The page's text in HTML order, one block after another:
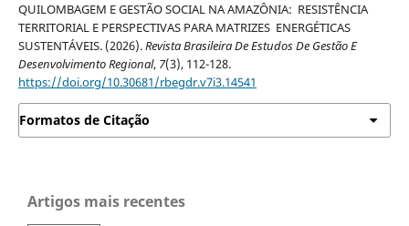
QUILOMBAGEM E GESTÃO SOCIAL NA AMAZÔNIA: RESISTÊNCIA
TERRITORIAL E PERSPECTIVAS PARA MATRIZES ENERGÉTICAS
SUSTENTÁVEIS. (2026).Revista Brasileira De Estudos De Gestão E
Desenvolvimento Regional, 7(3), 112-128.
https://doi.org/10.30681/rbegdr.v7i3.14541
Formatos de Citação
Artigos mais recentes